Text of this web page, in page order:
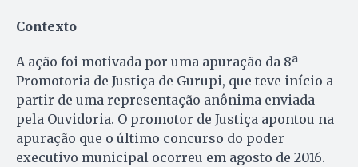
Contexto
A ação foi motivada por uma apuração da 8ª
Promotoria de Justiça de Gurupi, que teve início a
partir de uma representação anônima enviada
pela Ouvidoria. O promotor de Justiça apontou na
apuração que o último concurso do poder
executivo municipal ocorreu em agosto de 2016.